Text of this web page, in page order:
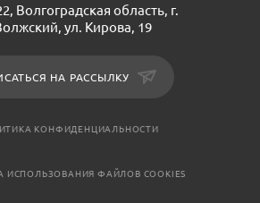
Волгоградская область, г.
ул. Кирова, 19
НА РАССЫЛКУ
КОНФИДЕНЦИАЛЬНОСТИ
ИСПОЛЬЗОВАНИЯ ФАЙЛОВ COOKIES